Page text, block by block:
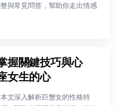
與常見問答，幫助你走出情感
握關鍵技巧與心
女生的心
文深入解析巨蟹女的性格特